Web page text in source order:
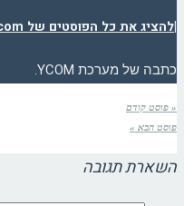
|להציג את כל הפוסטים של Ycom
כתבה של מערכת YCOM.
« פוסט קודם
פוסט הבא »
השארת תגובה